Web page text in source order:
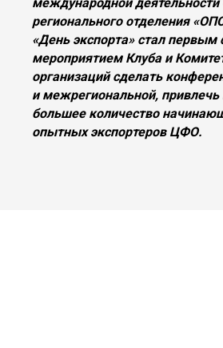
регионального отделения
«День экспорта» стал
мероприятием Клуба и
организаций сделать
и межрегиональной, привлечь
большее количество
опытных экспортеров ЦФО.